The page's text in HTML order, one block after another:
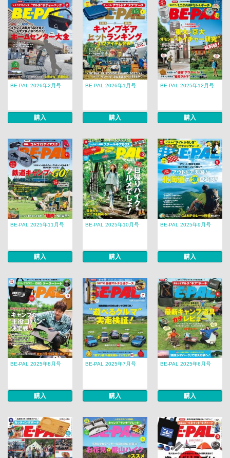
BE-PAL 2026年2月号
購入
BE-PAL 2026年1月号
購入
BE-PAL 2025年12月号
購入
BE-PAL 2025年11月号
購入
BE-PAL 2025年10月号
購入
BE-PAL 2025年9月号
購入
BE-PAL 2025年8月号
購入
BE-PAL 2025年7月号
購入
BE-PAL 2025年6月号
購入